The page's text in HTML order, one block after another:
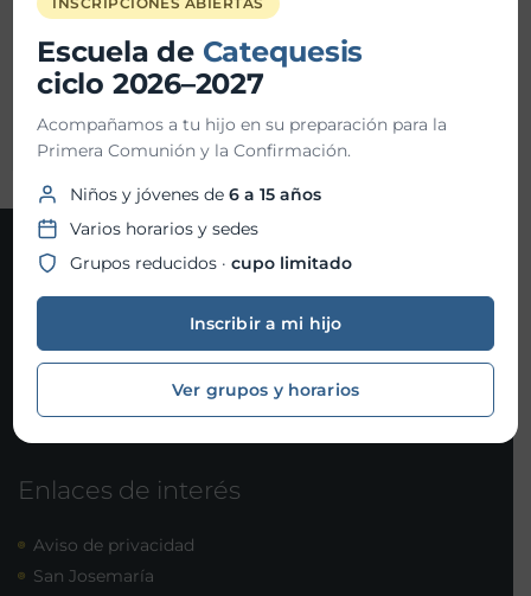
Organizador:Centro de formación
Contacto
Joaquín Gallo 101, Col. Santa Fe, Álvaro Obregón, C.P.
01210 Ciudad de México
parroquiasanjosemaria@isjm.org.mx
+52 (55) 5292-7984 al 86
Enlaces de interés
Aviso de privacidad
San Josemaría
Escuela de Catequesis
ciclo 2026–2027
Acompañamos a tu hijo en su preparación para la
Primera Comunión y la Confirmación.
Niños y jóvenes de6 a 15 años
Varios horarios y sedes
Grupos reducidos ·cupo limitado
Inscribir a mi hijo
Ver grupos y horarios